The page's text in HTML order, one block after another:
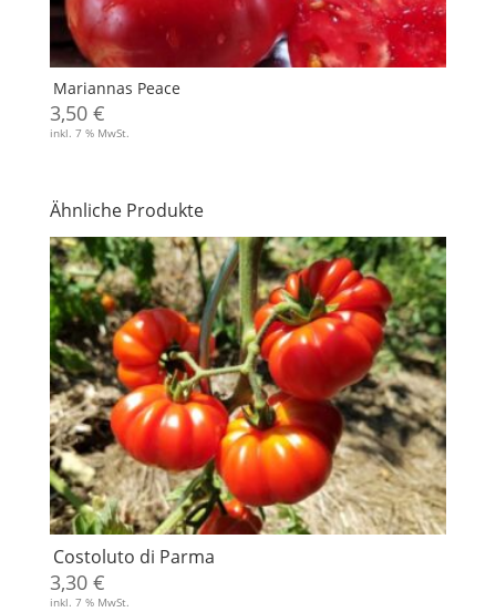
Mariannas Peace
3,50 €
inkl. 7 % MwSt.
Ähnliche Produkte
Costoluto di Parma
3,30 €
inkl. 7 % MwSt.